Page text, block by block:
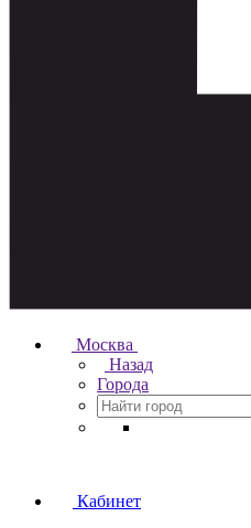
Москва
Назад
Города
Кабинет